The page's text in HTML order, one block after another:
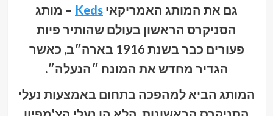
גם את המותג האמריקאי Keds – מותג
הסניקרס הראשון בעולם שהותיר פיות
פעורים כבר בשנת 1916 בארה״ב, כאשר
הגדיר מחדש את המונח ״הנעלה״.
המותג הביא למהפכה בתחום באמצעות נעלי